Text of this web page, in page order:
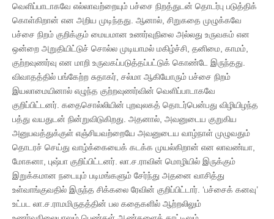
வெளிப்பாடாகவே எல்லாவற்றையும் பச்சை நிறத்துடன் தொடர்பு படுத்திக்
கொள்கிறான் என அறிய முடிந்தது. ஆனால், சிறுகதை முழுக்கவே
பச்சை நிறம் குறிக்கும் மையமான உணர்வுநிலை அல்லது உருவகம் என
ஒன்றை அறுதியிட்டுச் சொல்ல முடியாமல் மகிழ்ச்சி, தனிமை, காமம்,
குற்றவுணர்வு என மாறி உருவகப்படுத்தப்பட்டுக் கொண்டே இருந்தது.
விவாதத்தில் பங்கேற்ற சுதாகர், சல்மா ஆகியோரும் பச்சை நிறம்
இயலாமையினால் எழுந்த குற்றவுணர்வின் வெளிப்பாடாகவே
குறிப்பிட்டனர். கதைசொல்லியின் புறவுலகத் தொடர்பென்பது விழியிழந்த
பத்து வயதுடன் நின்றுவிடுகிறது. அதனால், அவனுடைய குறுகிய
அனுபவத்துக்குள் எஞ்சியவற்றையே அவனுடைய வாழ்நாள் முழுவதும்
தொடரச் செய்து வாழ்க்கையைக் கடக்க முயல்கிறான் என லாவண்யா,
மோகனா, புஷ்பா குறிப்பிட்டனர். லா.ச.ராவின் மொழியில் இருக்கும்
இறுக்கமான நடையும் படிமங்களும் சேர்ந்து அதனை வாசித்து
உள்வாங்குவதில் இருந்த சிக்கலை ரேவின் குறிப்பிட்டார். ‘பச்சைக் கனவு’
உட்பட லா.ச.ராமமிருதத்தின் பல கதைகளில் ஆற்றலிலும்